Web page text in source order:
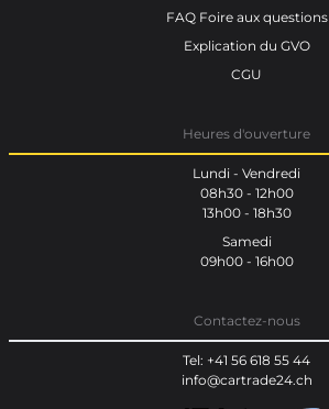
FAQ Foire aux questions
Explication du GVO
CGU
Heures d'ouverture
Lundi - Vendredi
08h30 - 12h00
13h00 - 18h30
Samedi
09h00 - 16h00
Contactez-nous
Tel: +41 56 618 55 44
info@cartrade24.ch